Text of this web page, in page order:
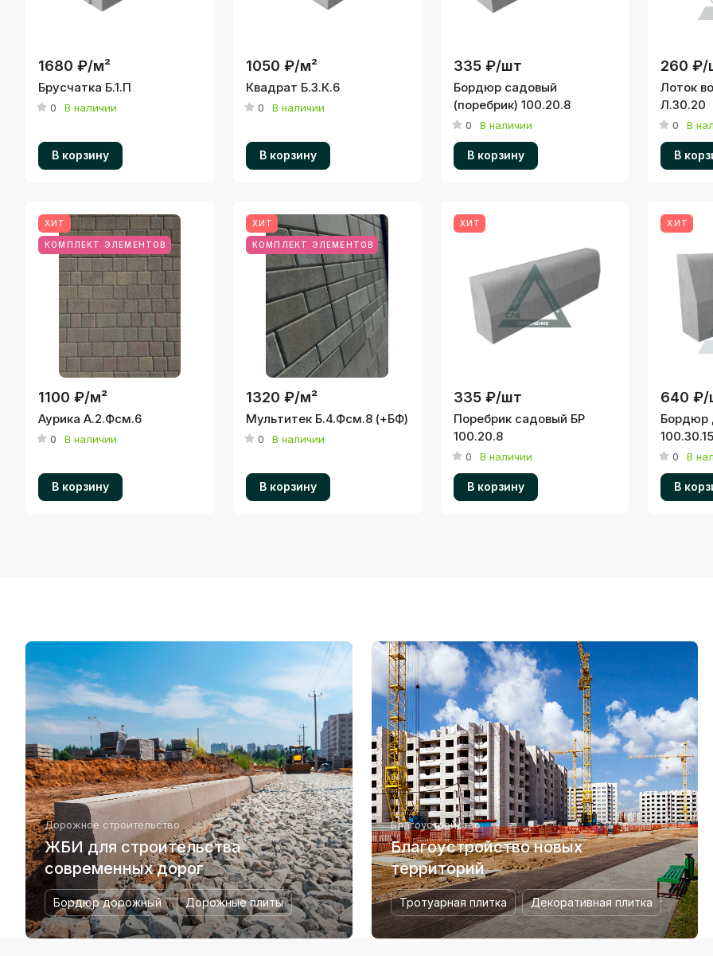
1680 ₽/м²
Брусчатка Б.1.П
0 В наличии
В корзину
1050 ₽/м²
Квадрат Б.3.К.6
0 В наличии
В корзину
335 ₽/шт
Бордюр садовый
(поребрик) 100.20.8
0 В наличии
В корзину
260 ₽/
Лоток
Л.30.20
0 В
В
ХИТ
КОМПЛЕКТ ЭЛЕМЕНТОВ
1100 ₽/м²
Аурика А.2.Фсм.6
0 В наличии
В корзину
ХИТ
КОМПЛЕКТ ЭЛЕМЕНТОВ
1320 ₽/м²
Мультитек Б.4.Фсм.8 (+БФ)
0 В наличии
В корзину
ХИТ
335 ₽/шт
Поребрик садовый БР
100.20.8
0 В наличии
В корзину
ХИТ
640 ₽/
Бордюр
0 В
В
Дорожное строительство
ЖБИ для строительства
современных дорог
Бордюр дорожный Дорожные плиты
Благоустройство
Благоустройство новых
территорий
Тротуарная плитка Декоративная плитка